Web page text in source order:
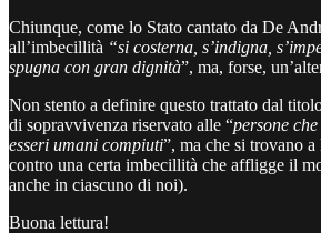
Chiunque, come lo Stato cantato da De
all’imbecillità “si costerna, s’indigna,
spugna con gran dignità”, ma, forse,
Non stento a definire questo trattato dal
di sopravvivenza riservato alle “persone
esseri umani compiuti”, ma che si trovano
contro una certa imbecillità che affligge il
anche in ciascuno di noi).
Buona lettura!